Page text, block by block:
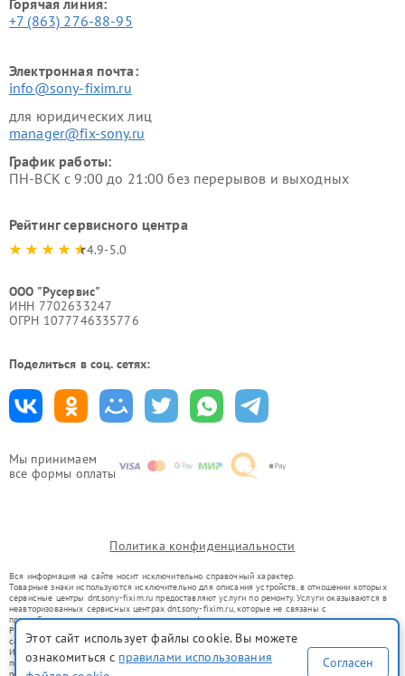
Мы принимаем
все формы оплаты
Горячая линия:
+7 (863) 276-88-95
Электронная почта:
info@sony-fixim.ru
для юридических лиц
manager@fix-sony.ru
График работы:
ПН-ВСК с 9:00 до 21:00 без перерывов и выходных
Рейтинг сервисного центра
4.9-5.0
ООО "Русервис"
ИНН 7702633247
ОГРН 1077746335776
Поделиться в соц. сетях:
Политика конфиденциальности
Вся информация на сайте носит исключительно справочный характер.
Товарные знаки используются исключительно для описания устройств, в отношении которых
сервисные центры dnt.sony-fixim.ru предоставляют услуги по ремонту. Услуги оказываются в
неавторизованных сервисных центрах dnt.sony-fixim.ru, которые не связаны с
правообладателями товарных знаков или их официальными представителями.
Ремонт осуществляется для устройств, уже введенных в гражданский оборот в соответствии
со статьей 1487 ГК РФ.
Использование товарных знаков не преследует цели индивидуализации услуг или введения
потребителей в заблуждение, а служит для информирования о предоставляемых услугах по
Этот сайт использует файлы cookie. Вы можете
ознакомиться с правилами использования
Согласен